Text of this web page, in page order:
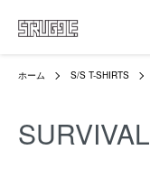
ホーム S/S T-SHIRTS